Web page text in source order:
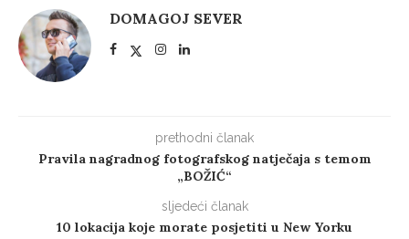
DOMAGOJ SEVER
prethodni članak
Pravila nagradnog fotografskog natječaja s temom
„BOŽIĆ“
sljedeći članak
10 lokacija koje morate posjetiti u New Yorku